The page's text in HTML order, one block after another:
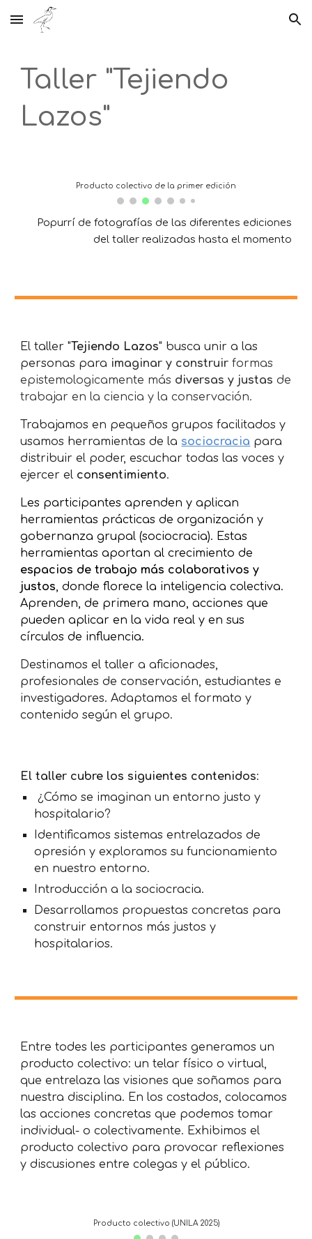
Skip to main content Skip to navigation
Taller "Tejiendo
Lazos"
Producto colectivo de la primer edición
Popurrí de fotografías de las diferentes ediciones
del taller realizadas hasta el momento
Eltaller "Tejiendo Lazos" busca unira las
personas para imaginar y construirformas
epistemologicamente más diversas y justas de
trabajar en laciencia y la conservación.
Trabajamos en pequeños grupos facilitados y
usamos herramientas de la sociocracia para
distribuir el poder, escuchar todas las voces y
ejercer el consentimiento.
Les participantes aprenden y aplican
herramientas prácticas de organización y
gobernanza grupal (sociocracia). Estas
herramientasaportan al crecimiento de
espacios de trabajo más colaborativos y
justos, donde florecela inteligencia colectiva.
Aprenden, de primera mano, acciones que
pueden aplicar en la vida real y en sus
círculos de influencia.
Destinamos el tallera aficionades,
profesionales de conservación, estudiantes e
investigadores. Adaptamos el formato y
contenido según el grupo.
El taller cubre los siguientes contenidos:
¿Cómose imaginan un entorno justo y
hospitalario?
Identificamos sistemas entrelazados de
opresión y exploramos su funcionamiento
en nuestro entorno.
Introducción a la sociocracia.
Desarrollamos propuestas concretas para
construir entornos más justos y
hospitalarios.
Entre todes les participantes generamos un
producto colectivo: un telar físico o virtual,
que entrelaza las visiones que soñamos para
nuestra disciplina. En los costados, colocamos
las acciones concretas que podemos tomar
individual- o colectivamente. Exhibimos el
producto colectivo para provocar reflexiones
y discusiones entre colegas y el público.
Producto colectivo (UNILA 2025)